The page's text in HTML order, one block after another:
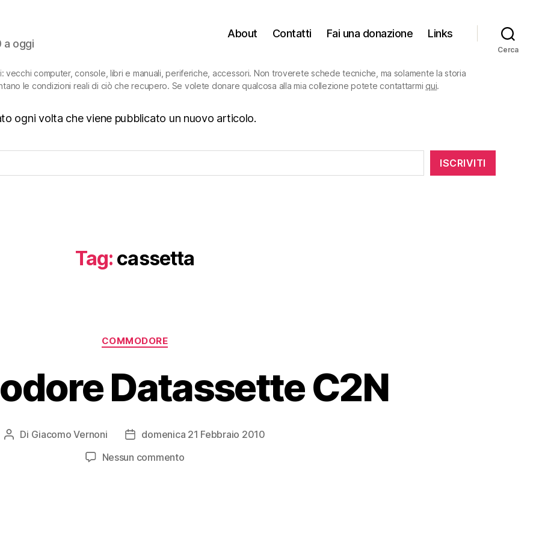
a oggi
About Contatti Fai una donazione Links
Cerca
computer, console, libri e manuali, periferiche, accessori. Non troverete schede tecniche, ma solamente la storia
le condizioni reali di ciò che recupero. Se volete donare qualcosa alla mia collezione potete contattarmi qui.
ogni volta che viene pubblicato un nuovo articolo.
ISCRIVITI
Tag: cassetta
Categorie
COMMODORE
Datassette C2N
Autore
Di Giacomo Vernoni
Datadomenica 21 Febbraio 2010
Nessun commentosu